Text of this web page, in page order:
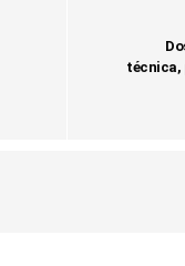
técnica,